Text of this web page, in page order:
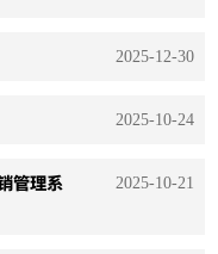
2025-12-30
2025-10-24
管理系
2025-10-21